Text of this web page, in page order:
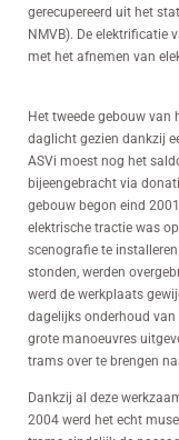
gerecupereerd uit het
NMVB). De elektrificatie
met het afnemen van
Het tweede gebouw van
daglicht gezien dankzij
ASVi moest nog het
bijeengebracht via
gebouw begon eind
elektrische tractie was
scenografie te
stonden, werden
werd de werkplaats
dagelijks onderhoud van
grote manoeuvres
trams over te brengen
Dankzij al deze
2004 werd het echt